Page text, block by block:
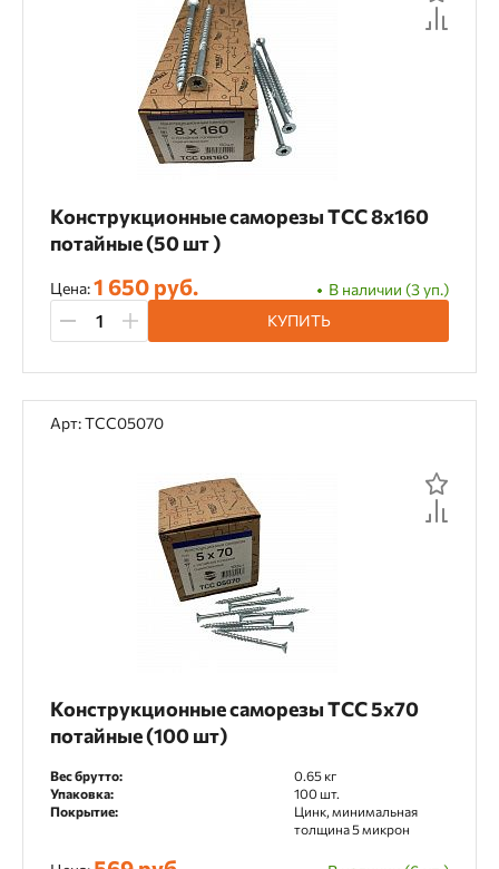
Конструкционные саморезы TCC 8х160
потайные (50 шт )
Цена:1 650 руб.
В наличии (3 уп.)
КУПИТЬ
Арт: TCC05070
Конструкционные саморезы TCC 5х70
потайные (100 шт)
Вес брутто:
0.65 кг
Упаковка:
100 шт.
Покрытие:
Цинк, минимальная
толщина 5 микрон